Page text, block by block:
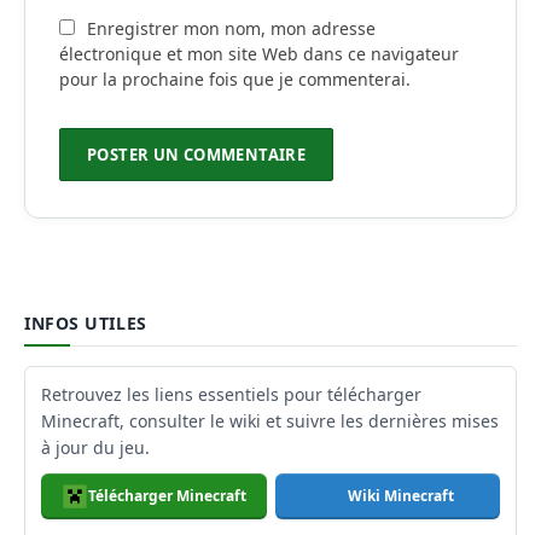
Enregistrer mon nom, mon adresse
électronique et mon site Web dans ce navigateur
pour la prochaine fois que je commenterai.
INFOS UTILES
Retrouvez les liens essentiels pour télécharger
Minecraft, consulter le wiki et suivre les dernières mises
à jour du jeu.
Télécharger Minecraft Wiki Minecraft